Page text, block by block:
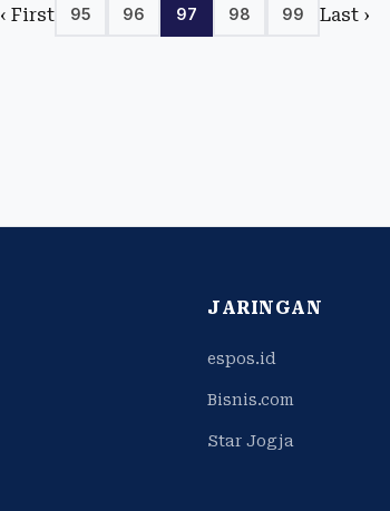
‹ First 95 96 97 98 99 Last ›
JARINGAN
espos.id
Bisnis.com
Star Jogja